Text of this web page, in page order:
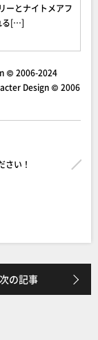
とナイトメアフ
る[…]
© 2006-2024
Design © 2006
さい！
次の記事